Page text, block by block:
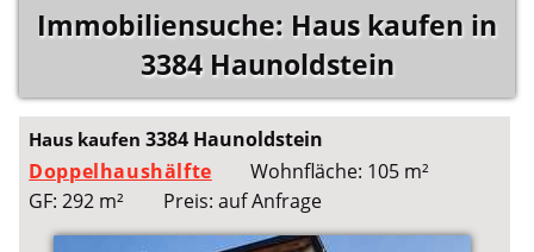
Immobiliensuche: Haus kaufen in
3384 Haunoldstein
Haus kaufen3384 Haunoldstein
Doppelhaushälfte
Wohnfläche: 105 m²
GF: 292 m²
Preis: auf Anfrage